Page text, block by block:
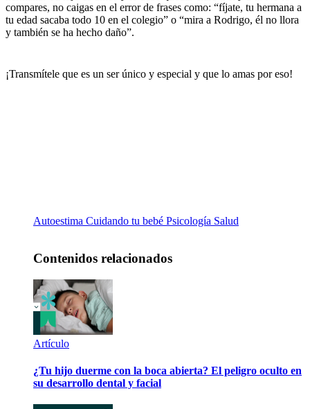
compares, no caigas en el error de frases como: “fíjate, tu hermana a
tu edad sacaba todo 10 en el colegio” o “mira a Rodrigo, él no llora
y también se ha hecho daño”.
¡Transmítele que es un ser único y especial y que lo amas por eso!
Autoestima Cuidando tu bebé Psicología Salud
Contenidos relacionados
Artículo
¿Tu hijo duerme con la boca abierta? El peligro oculto en
su desarrollo dental y facial